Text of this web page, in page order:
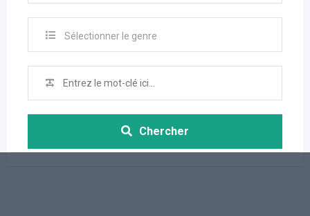
Sélectionner le genre
Chercher